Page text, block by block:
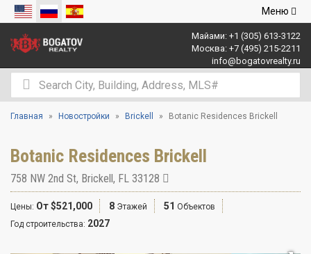
Открыть
Меню
Майами: +1 (305) 613-3122
Москва: +7 (495) 215-2211
info@bogatovrealty.ru
Главная Новостройки Brickell Botanic Residences Brickell
Botanic Residences Brickell
758 NW 2nd St, Brickell, FL 33128
Цены: От $521,000 8 Этажей 51 Объектов
Год строительства: 2027